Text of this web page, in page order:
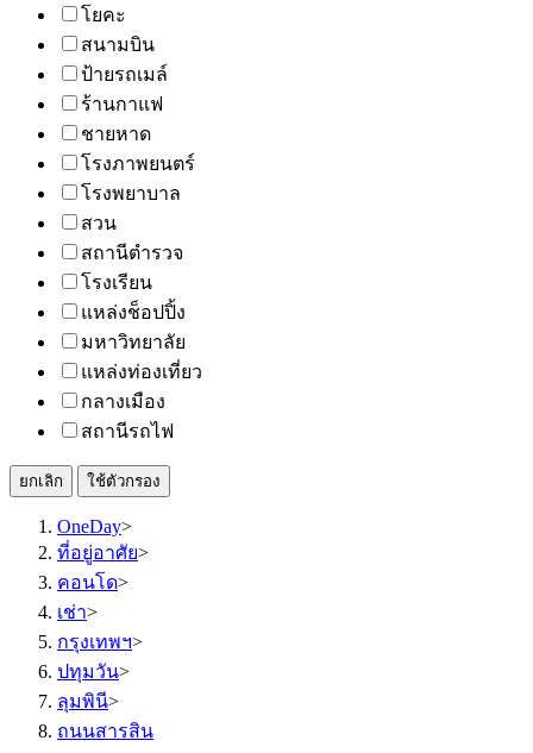
โยคะ
สนามบิน
ป้ายรถเมล์
ร้านกาแฟ
ชายหาด
โรงภาพยนตร์
โรงพยาบาล
สวน
สถานีตำรวจ
โรงเรียน
แหล่งช็อปปิ้ง
มหาวิทยาลัย
แหล่งท่องเที่ยว
กลางเมือง
สถานีรถไฟ
ยกเลิก ใช้ตัวกรอง
OneDay>
ที่อยู่อาศัย>
คอนโด>
เช่า>
กรุงเทพฯ>
ปทุมวัน>
ลุมพินี>
ถนนสารสิน